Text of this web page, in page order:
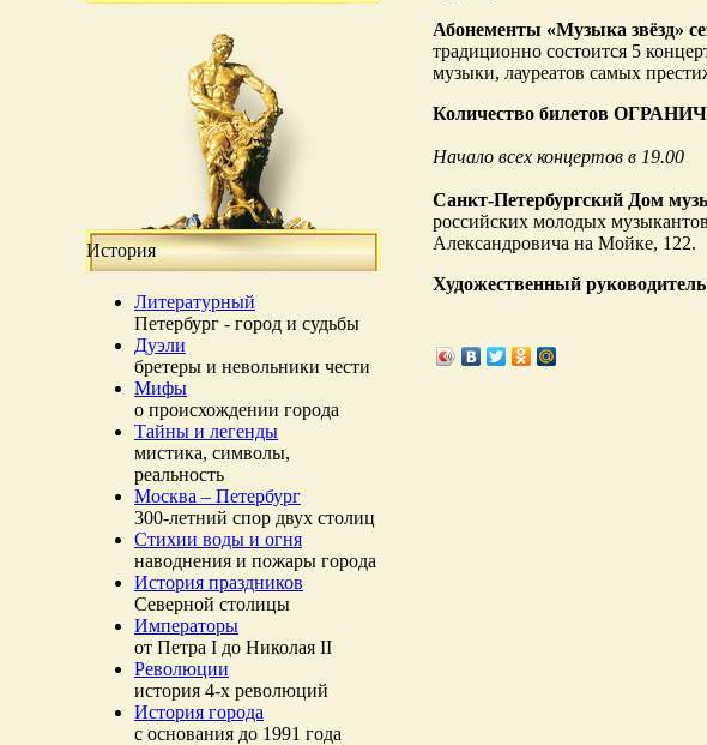
История
Литературный
Петербург - город и судьбы
Дуэли
бретеры и невольники чести
Мифы
о происхождении города
Тайны и легенды
мистика, символы,
реальность
Москва – Петербург
300-летний спор двух столиц
Стихии воды и огня
наводнения и пожары города
История праздников
Северной столицы
Императоры
от Петра I до Николая II
Революции
история 4-х революций
История города
с основания до 1991 года
Абонементы «Музыка звёзд»
традиционно состоится 5
музыки, лауреатов самых
Количество билетов
Начало всех концертов в 19.00
Санкт-Петербургский Дом
российских молодых
Александровича на Мойке, 122.
Художественный руководитель